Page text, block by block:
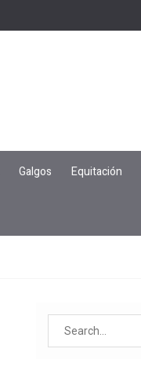
Galgos Equitación